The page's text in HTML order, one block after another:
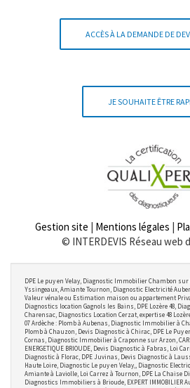
ACCÈS À LA DEMANDE DE
JE SOUHAITE ÊTRE
Gestion site Mentions légales
© INTERDEVIS Réseau web
DPE Le puy en Velay, Diagnostic Immobilier Chambon sur
Yssingeaux, Amiante Tournon, Diagnostic Electricité
Valeur vénale ou Estimation maison ou appartement
Diagnostics location Gagnols les Bains, DPE Lozère 48,
Charensac, Diagnostics Location Cerzat, expertise 48
07 Ardèche : Plomb à Aubenas, Diagnostic Immobilier à
Plomb à Chauzon, Devis Diagnostic à Chirac, DPE Le Puy
Cornas, Diagnostic Immobilier à Craponne sur Arzon,
ENERGETIQUE BRIOUDE, Devis Diagnostic à Fabras, Loi
Diagnostic à Florac, DPE Juvinas, Devis Diagnostic à
Haute Loire, Diagnostic Le puy en Velay,, Diagnostic
Amiante à Laviolle, Loi Carrez à Tournon, DPE La Chaise
Diagnostics Immobiliers à Brioude, EXPERT IMMOBILIER